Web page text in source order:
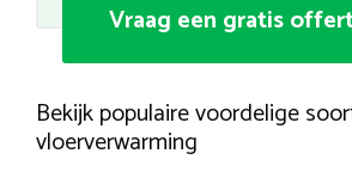
Vraag een gratis
Bekijk populaire voordelige
vloerverwarming